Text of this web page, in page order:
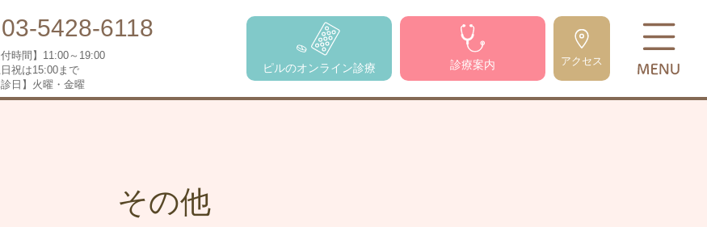
03-5428-6118
付時間】 11:00～19:00
祝は15:00まで
診日】 火曜・金曜
ピルのオンライン診療 診療案内 アクセス
その他